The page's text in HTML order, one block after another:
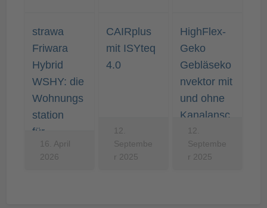
strawa
Friwara
Hybrid
WSHY: die
Wohnungs
station
für…
16. April
2026
CAIRplus
mit ISYteq
4.0
12.
Septembe
r 2025
HighFlex-
Geko
Gebläseko
nvektor mit
und ohne
Kanalansc
hluss
12.
Septembe
r 2025